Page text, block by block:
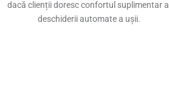
dacă clienții doresc confortul suplimentar al
deschiderii automate a ușii.